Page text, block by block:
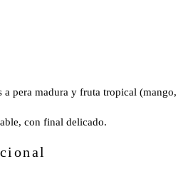
a pera madura y fruta tropical (mango,
con final delicado.